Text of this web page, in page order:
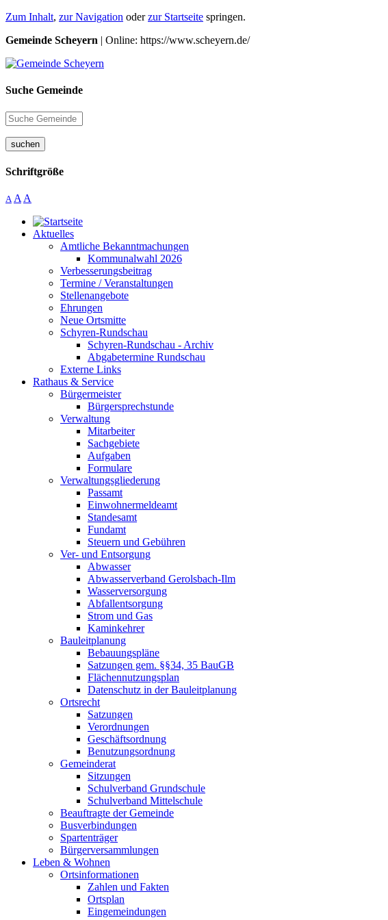
Zum Inhalt, zur Navigation oderzur Startseite springen.
Gemeinde Scheyern | Online: https://www.scheyern.de/
Suche Gemeinde
suchen
Schriftgröße
A A A
Aktuelles
Amtliche Bekanntmachungen
Kommunalwahl 2026
Verbesserungsbeitrag
Termine / Veranstaltungen
Stellenangebote
Ehrungen
Neue Ortsmitte
Schyren-Rundschau
Schyren-Rundschau - Archiv
Abgabetermine Rundschau
Externe Links
Rathaus & Service
Bürgermeister
Bürgersprechstunde
Verwaltung
Mitarbeiter
Sachgebiete
Aufgaben
Formulare
Verwaltungsgliederung
Passamt
Einwohnermeldeamt
Standesamt
Fundamt
Steuern und Gebühren
Ver- und Entsorgung
Abwasser
Abwasserverband Gerolsbach-Ilm
Wasserversorgung
Abfallentsorgung
Strom und Gas
Kaminkehrer
Bauleitplanung
Bebauungspläne
Satzungen gem. §§34, 35 BauGB
Flächennutzungsplan
Datenschutz in der Bauleitplanung
Ortsrecht
Satzungen
Verordnungen
Geschäftsordnung
Benutzungsordnung
Gemeinderat
Sitzungen
Schulverband Grundschule
Schulverband Mittelschule
Beauftragte der Gemeinde
Busverbindungen
Spartenträger
Bürgerversammlungen
Leben & Wohnen
Ortsinformationen
Zahlen und Fakten
Ortsplan
Eingemeindungen